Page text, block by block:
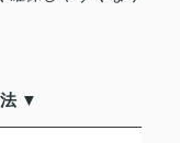
▼